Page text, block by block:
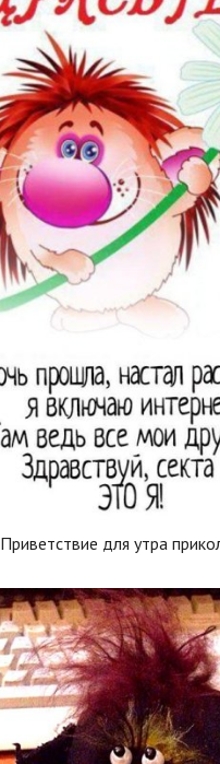
Приветствие для утра